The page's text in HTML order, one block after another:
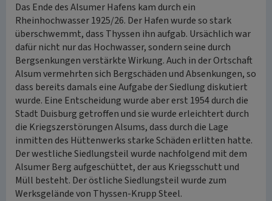
Das Ende des Alsumer Hafens kam durch ein
Rheinhochwasser 1925/26. Der Hafen wurde so stark
überschwemmt, dass Thyssen ihn aufgab. Ursächlich war
dafür nicht nur das Hochwasser, sondern seine durch
Bergsenkungen verstärkte Wirkung. Auch in der Ortschaft
Alsum vermehrten sich Bergschäden und Absenkungen, so
dass bereits damals eine Aufgabe der Siedlung diskutiert
wurde. Eine Entscheidung wurde aber erst 1954 durch die
Stadt Duisburg getroffen und sie wurde erleichtert durch
die Kriegszerstörungen Alsums, dass durch die Lage
inmitten des Hüttenwerks starke Schäden erlitten hatte.
Der westliche Siedlungsteil wurde nachfolgend mit dem
Alsumer Berg aufgeschüttet, der aus Kriegsschutt und
Müll besteht. Der östliche Siedlungsteil wurde zum
Werksgelände von Thyssen-Krupp Steel.